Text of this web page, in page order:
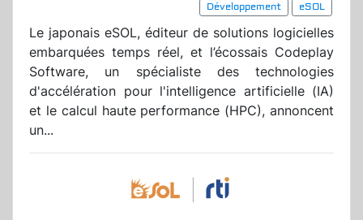
Développement
eSOL
Le japonais eSOL, éditeur de solutions logicielles
embarquées temps réel, et l’écossais Codeplay
Software, un spécialiste des technologies
d'accélération pour l'intelligence artificielle (IA)
et le calcul haute performance (HPC), annoncent
un...